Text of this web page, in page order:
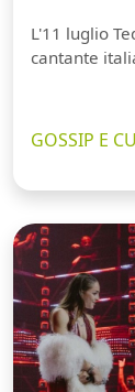
L'11 luglio
cantante
GOSSIP E